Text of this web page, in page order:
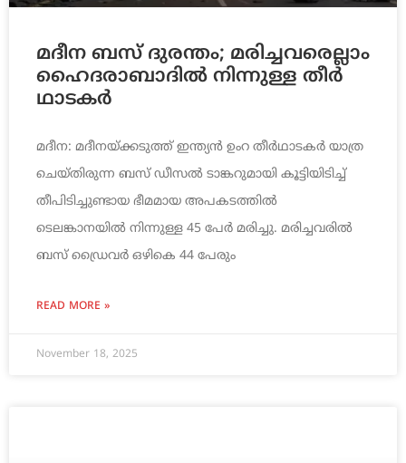
മ​ദീ​ന ബ​സ് ദു​ര​ന്തം; മ​രി​ച്ച​വ​രെ​ല്ലാം
ഹൈ​ദ​രാ​ബാ​ദി​ൽ​ നി​ന്നു​ള്ള തീ​ർ​
ഥാ​ട​ക​ർ
മദീന: മദീനയ്ക്കടുത്ത് ഇന്ത്യൻ ഉംറ തീർഥാടകർ യാത്ര
ചെയ്തിരുന്ന ബസ് ഡീസൽ ടാങ്കറുമായി കൂട്ടിയിടിച്ച്
തീപിടിച്ചുണ്ടായ ഭീമമായ അപകടത്തിൽ
ടെലങ്കാനയിൽ നിന്നുള്ള 45 പേർ മരിച്ചു. മരിച്ചവരിൽ
ബസ് ഡ്രൈവർ ഒഴികെ 44 പേരും
READ MORE »
November 18, 2025